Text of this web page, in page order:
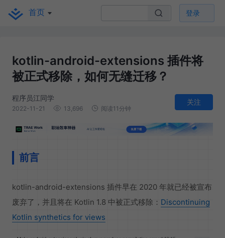
首页 登录
kotlin-android-extensions 插件将
被正式移除，如何无缝迁移？
程序员江同学
2022-11-21 13,696 阅读11分钟
关注
前言
kotlin-android-extensions 插件早在 2020 年就已经被宣布
废弃了，并且将在 Kotlin 1.8 中被正式移除： Discontinuing
Kotlin synthetics for views